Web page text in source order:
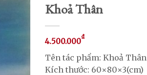
Khoả Thân
4.500.000₫
Tên tác phẩm: Khoả Thân
Kích thước: 60×80×3(cm)